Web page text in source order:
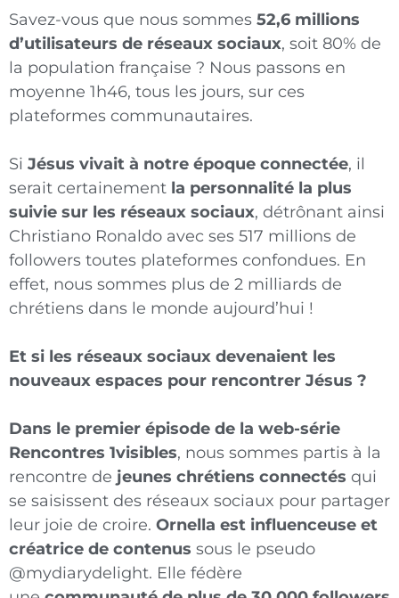
Savez-vous que nous sommes 52,6 millions
d’utilisateurs de réseaux sociaux, soit 80% de
la population française ? Nous passons en
moyenne 1h46, tous les jours, sur ces
plateformes communautaires.
Si Jésus vivait à notre époque connectée, il
serait certainement la personnalité la plus
suivie sur les réseaux sociaux, détrônant ainsi
Christiano Ronaldo avec ses 517 millions de
followers toutes plateformes confondues. En
effet, nous sommes plus de 2 milliards de
chrétiens dans le monde aujourd’hui !
Et si les réseaux sociaux devenaient les
nouveaux espaces pour rencontrer Jésus ?
Dans le premier épisode de la web-série
Rencontres 1visibles, nous sommes partis à la
rencontre de jeunes chrétiens connectés qui
se saisissent des réseaux sociaux pour partager
leur joie de croire. Ornella est influenceuse et
créatrice de contenus sous le pseudo
@mydiarydelight. Elle fédère